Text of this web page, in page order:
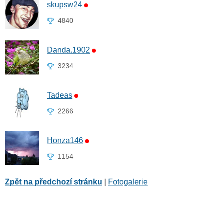
skupsw24
4840
Danda.1902
3234
Tadeas
2266
Honza146
1154
Zpět na předchozí stránku Fotogalerie